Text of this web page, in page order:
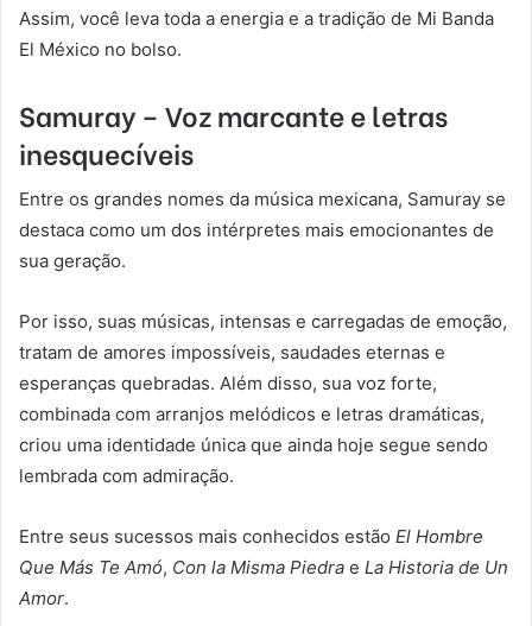
Assim, você leva toda a energia e a tradição de Mi Banda
El México no bolso.
Samuray – Voz marcante e letras
inesquecíveis
Entre os grandes nomes da música mexicana, Samuray se
destaca como um dos intérpretes mais emocionantes de
sua geração.
Por isso, suas músicas, intensas e carregadas de emoção,
tratam de amores impossíveis, saudades eternas e
esperanças quebradas. Além disso, sua voz forte,
combinada com arranjos melódicos e letras dramáticas,
criou uma identidade única que ainda hoje segue sendo
lembrada com admiração.
Entre seus sucessos mais conhecidos estão El Hombre
Que Más Te Amó, Con la Misma Piedra e La Historia de Un
Amor.